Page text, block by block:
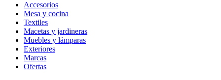
Accesorios
Mesa y cocina
Textiles
Macetas y jardineras
Muebles y lámparas
Exteriores
Marcas
Ofertas